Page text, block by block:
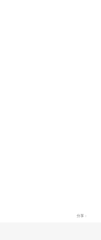
分享：